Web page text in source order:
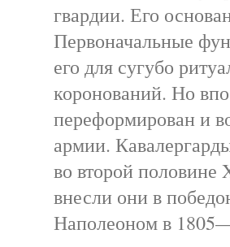
гвардии. Его
Первоначальные
его для сугубо
коронований. Но
переформирован и
армии.
во второй
внесли они в
Наполеоном в